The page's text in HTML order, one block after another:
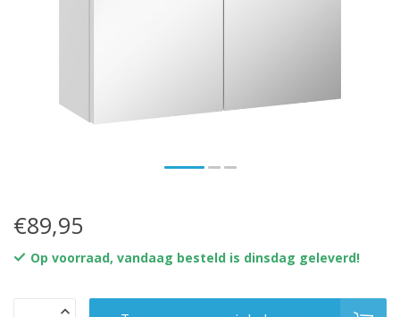
€89,95
Op voorraad, vandaag besteld is dinsdag geleverd!